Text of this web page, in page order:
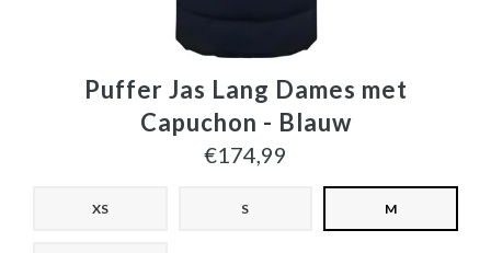
Puffer Jas Lang Dames met
Capuchon - Blauw
€174,99
XS S M